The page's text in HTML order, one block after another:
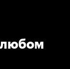
любом